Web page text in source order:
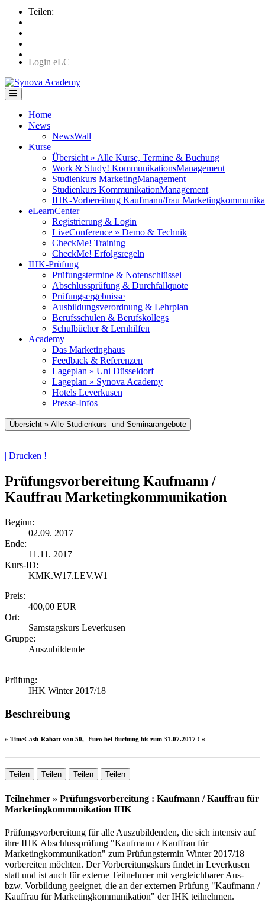
Teilen:
Login eLC
Home
News
NewsWall
Kurse
Übersicht » Alle Kurse, Termine & Buchung
Work & Study! KommunikationsManagement
Studienkurs MarketingManagement
Studienkurs KommunikationManagement
IHK-Vorbereitung Kaufmann/frau
eLearnCenter
Registrierung & Login
LiveConference » Demo & Technik
CheckMe! Training
CheckMe! Erfolgsregeln
IHK-Prüfung
Prüfungstermine & Notenschlüssel
Abschlussprüfung & Durchfallquote
Prüfungsergebnisse
Ausbildungsverordnung & Lehrplan
Berufsschulen & Berufskollegs
Schulbücher & Lernhilfen
Academy
Das Marketinghaus
Feedback & Referenzen
Lageplan » Uni Düsseldorf
Lageplan » Synova Academy
Hotels Leverkusen
Presse-Infos
Übersicht » Alle Studienkurs- und Seminarangebote
| Drucken ! |
Prüfungsvorbereitung Kaufmann /
Kauffrau Marketingkommunikation
Beginn:
02.09. 2017
Ende:
11.11. 2017
Kurs-ID:
KMK.W17.LEV.W1
Preis:
400,00 EUR
Ort:
Samstagskurs Leverkusen
Gruppe:
Auszubildende
Prüfung:
IHK Winter 2017/18
Beschreibung
» TimeCash-Rabatt von 50,- Euro bei Buchung bis zum 31.07.2017 ! «
Teilen Teilen Teilen Teilen
Teilnehmer » Prüfungsvorbereitung : Kaufmann / Kauffrau für
Marketingkommunikation IHK
Prüfungsvorbereitung für alle Auszubildenden, die sich intensiv auf
ihre IHK Abschlussprüfung "Kaufmann / Kauffrau für
Marketingkommunikation" zum Prüfungstermin Winter 2017/18
vorbereiten möchten. Der Vorbereitungskurs findet in Leverkusen
statt und ist auch für externe Teilnehmer mit vergleichbarer Aus-
bzw. Vorbildung geeignet, die an der externen Prüfung "Kaufmann /
Kauffrau für Marketingkommunikation" der IHK teilnehmen.